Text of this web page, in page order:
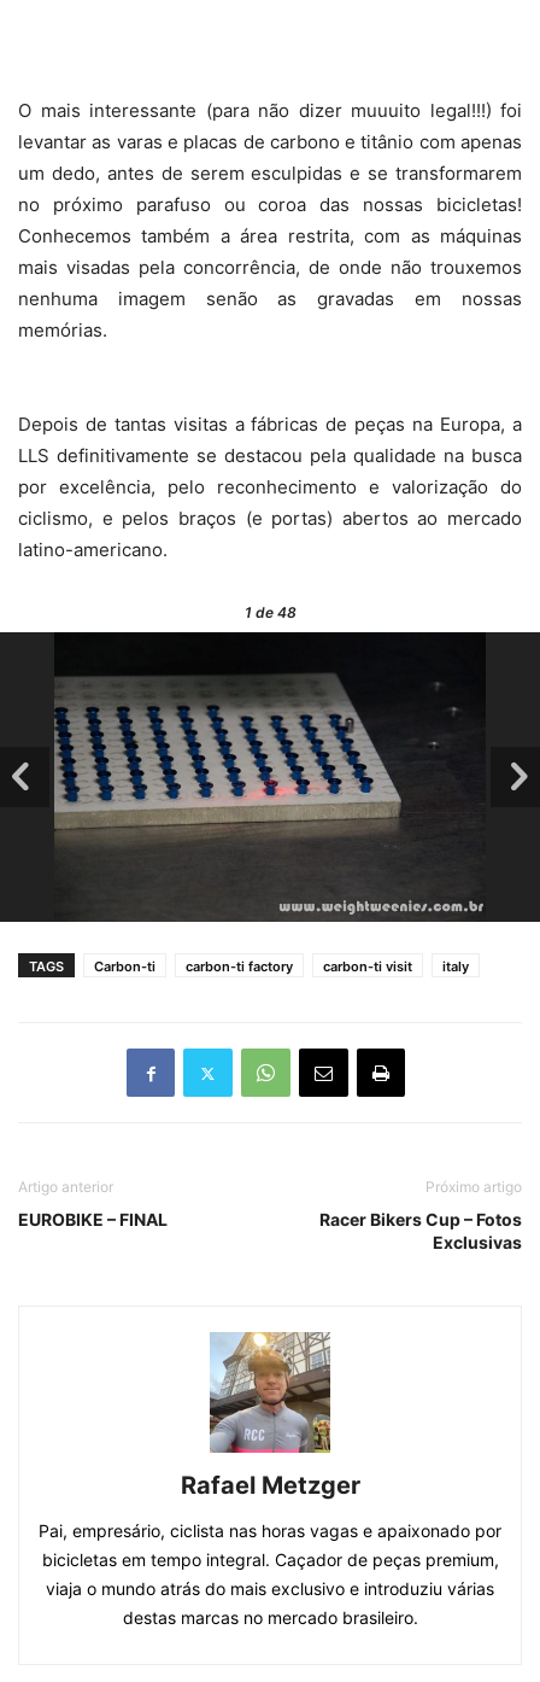
O mais interessante (para não dizer muuuito legal!!!) foi
levantar as varas e placas de carbono e titânio com apenas
um dedo, antes de serem esculpidas e se transformarem
no próximo parafuso ou coroa das nossas bicicletas!
Conhecemos também a área restrita, com as máquinas
mais visadas pela concorrência, de onde não trouxemos
nenhuma imagem senão as gravadas em nossas
memórias.
Depois de tantas visitas a fábricas de peças na Europa, a
LLS definitivamente se destacou pela qualidade na busca
por excelência, pelo reconhecimento e valorização do
ciclismo, e pelos braços (e portas) abertos ao mercado
latino-americano.
1de 48
TAGS Carbon-ti carbon-ti factory carbon-ti visit italy
Artigo anterior
EUROBIKE – FINAL
Próximo artigo
Racer Bikers Cup – Fotos
Exclusivas
Rafael Metzger
Pai, empresário, ciclista nas horas vagas e apaixonado por
bicicletas em tempo integral. Caçador de peças premium,
viaja o mundo atrás do mais exclusivo e introduziu várias
destas marcas no mercado brasileiro.